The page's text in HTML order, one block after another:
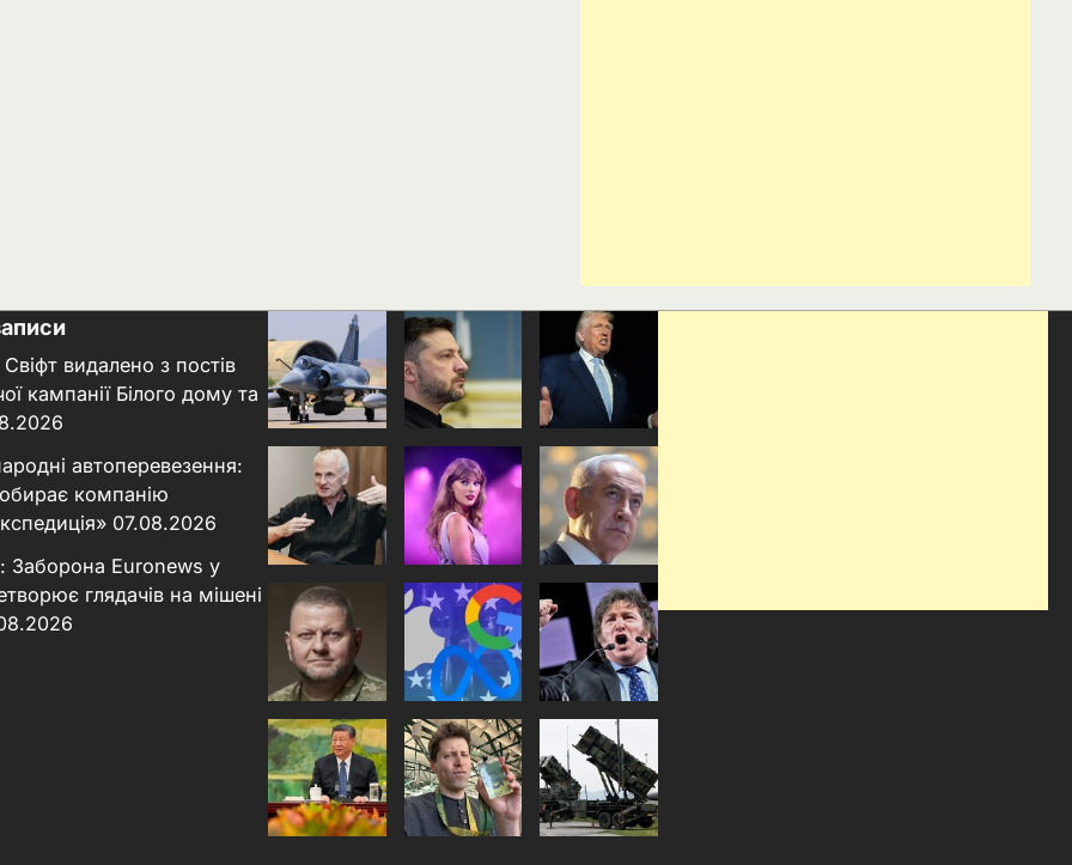
Свіфт видалено з постів
кампанії Білого дому та
автоперевезення:
компанію
07.08.2026
Заборона Euronews у
глядачів на мішені